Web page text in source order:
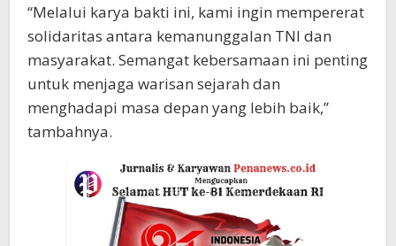
“Melalui karya bakti ini, kami ingin mempererat
solidaritas antara kemanunggalan TNI dan
masyarakat. Semangat kebersamaan ini penting
untuk menjaga warisan sejarah dan
menghadapi masa depan yang lebih baik,”
tambahnya.